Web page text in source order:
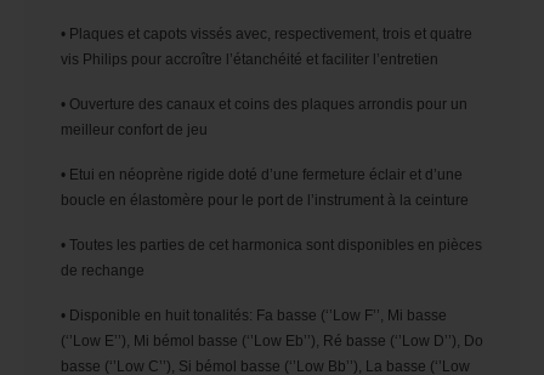
• Plaques et capots vissés avec, respectivement, trois et quatre
vis Philips pour accroître l’étanchéité et faciliter l’entretien
• Ouverture des canaux et coins des plaques arrondis pour un
meilleur confort de jeu
• Etui en néoprène rigide doté d’une fermeture éclair et d’une
boucle en élastomère pour le port de l’instrument à la ceinture
• Toutes les parties de cet harmonica sont disponibles en pièces
de rechange
• Disponible en huit tonalités: Fa basse (‘’Low F’’, Mi basse
(‘’Low E’’), Mi bémol basse (‘’Low Eb’’), Ré basse (‘’Low D’’), Do
basse (‘’Low C’’), Si bémol basse (‘’Low Bb’’), La basse (‘’Low